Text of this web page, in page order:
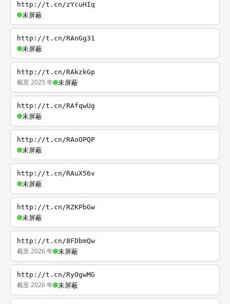
http://t.cn/zYcuHIq
未屏蔽
http://t.cn/RAnGg31
未屏蔽
http://t.cn/RAkzkGp
截至 2025 年 未屏蔽
http://t.cn/RAfqwUg
未屏蔽
http://t.cn/RAoOPQP
未屏蔽
http://t.cn/RAuX56v
未屏蔽
http://t.cn/RZKPbGw
未屏蔽
http://t.cn/8FDbmQw
截至 2026 年 未屏蔽
http://t.cn/RyOgwMG
截至 2026 年 未屏蔽